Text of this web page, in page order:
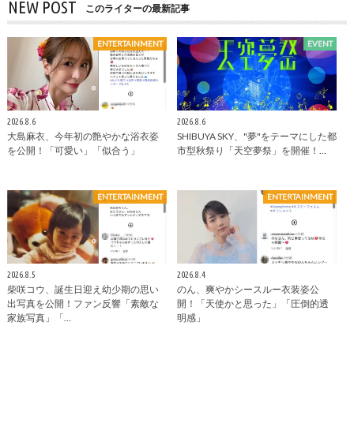
NEW POST このライターの最新記事
ENTERTAINMENT
2026.8.6
大島麻衣、今年初の艶やかな浴衣姿
を公開！「可愛い」「似合う」
EVENT
2026.8.6
SHIBUYA SKY、"夢"をテーマにした都
市型秋祭り「天空夢祭」を開催！…
ENTERTAINMENT
2026.8.5
柴咲コウ、誕生日迎え幼少期の思い
出写真を公開！ファン反響「素敵な
家族写真」「…
ENTERTAINMENT
2026.8.4
のん、爽やかシースルー衣装姿公
開！「天使かと思った」「圧倒的透
明感」